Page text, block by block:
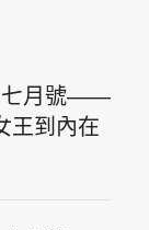
七月號——
王到內在